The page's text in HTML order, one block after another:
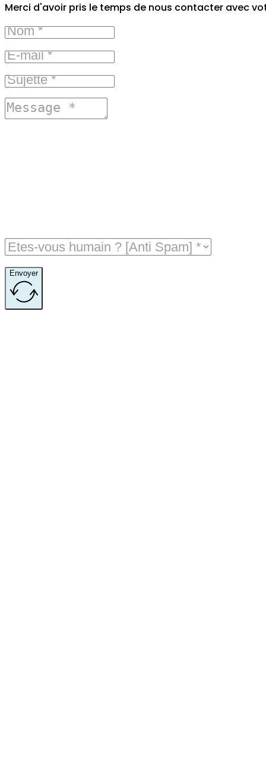
Merci d'avoir pris le temps de nous contacter avec
Envoyer